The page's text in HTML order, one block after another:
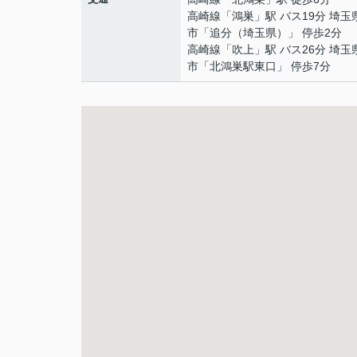
高崎線 「鴻巣 」駅 バス19分 埼玉
市「追分（埼玉県）」 停歩2分
高崎線 「吹上 」駅 バス26分 埼玉
市「北鴻巣駅東口」 停歩7分